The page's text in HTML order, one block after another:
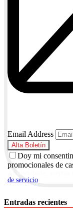
Email Address
Doy mi
promocionales de
de servicio
Entradas recientes